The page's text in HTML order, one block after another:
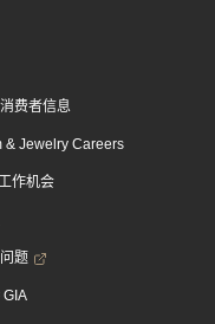
费者信息
& Jewelry Careers
作机会
题
GIA